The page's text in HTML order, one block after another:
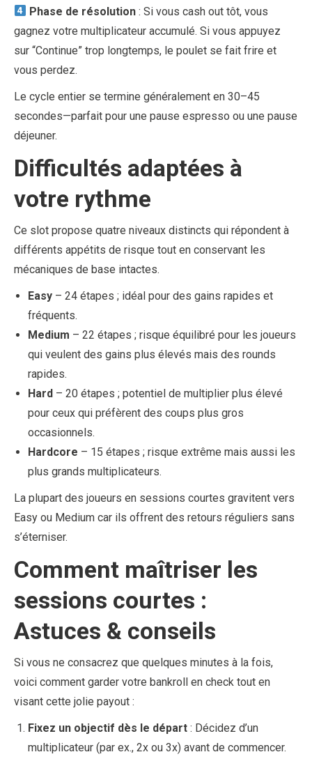
Phase de résolution : Si vous cash out tôt, vous
gagnez votre multiplicateur accumulé. Si vous appuyez
sur “Continue” trop longtemps, le poulet se fait frire et
vous perdez.
Le cycle entier se termine généralement en 30–45
secondes—parfait pour une pause espresso ou une pause
déjeuner.
Difficultés adaptées à
votre rythme
Ce slot propose quatre niveaux distincts qui répondent à
différents appétits de risque tout en conservant les
mécaniques de base intactes.
Easy – 24 étapes ; idéal pour des gains rapides et
fréquents.
Medium – 22 étapes ; risque équilibré pour les joueurs
qui veulent des gains plus élevés mais des rounds
rapides.
Hard – 20 étapes ; potentiel de multiplier plus élevé
pour ceux qui préfèrent des coups plus gros
occasionnels.
Hardcore – 15 étapes ; risque extrême mais aussi les
plus grands multiplicateurs.
La plupart des joueurs en sessions courtes gravitent vers
Easy ou Medium car ils offrent des retours réguliers sans
s’éterniser.
Comment maîtriser les
sessions courtes :
Astuces & conseils
Si vous ne consacrez que quelques minutes à la fois,
voici comment garder votre bankroll en check tout en
visant cette jolie payout :
Fixez un objectif dès le départ : Décidez d’un
multiplicateur (par ex., 2x ou 3x) avant de commencer.